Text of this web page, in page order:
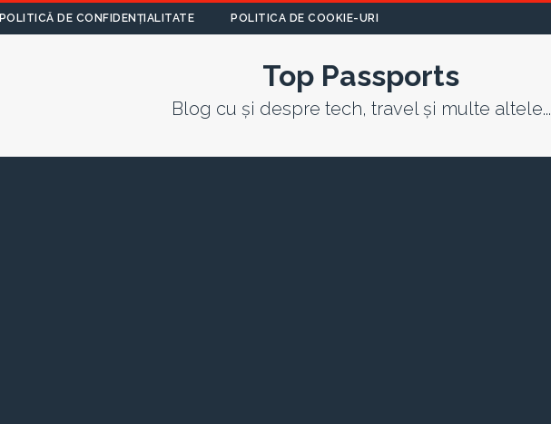
POLITICĂ DE CONFIDENȚIALITATE POLITICA DE COOKIE-URI
Top Passports
Blog cu și despre tech, travel și multe altele...